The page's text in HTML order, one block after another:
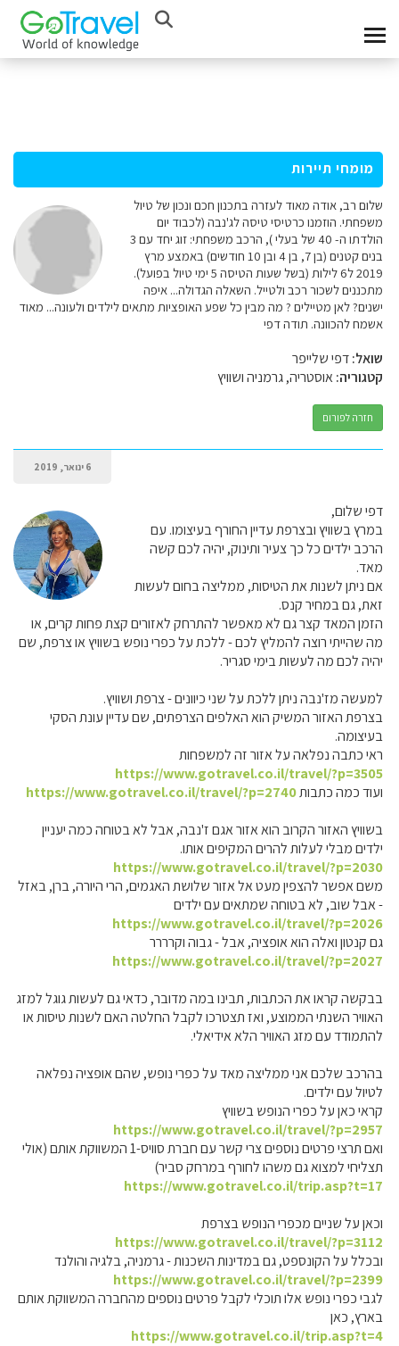
מומחי תיירות
שלום רב, אודה מאוד לעזרה בתכנון חכם ונכון של טיול
משפחתי. הוזמנו כרטיסי טיסה לג'נבה (לכבוד יום
הולדתו ה- 40 של בעלי ), הרכב משפחתי: זוג יחד עם 3
בנים קטנים (בן 7, בן 4 ובן 10 חודשים) באמצע מרץ
2019 ל6 לילות (בשל שעות הטיסה 5 ימי טיול בפועל).
מתכננים לשכור רכב ולטייל. השאלה הגדולה... איפה
ישנים? לאן מטיילים ? מה מבין כל שפע האופציות מתאים לילדים ולעונה... מאוד
אשמח להכוונה. תודה דפי
שואל:דפי שלייפר
קטגוריה:אוסטריה, גרמניה ושוויץ
חזרה לפורום
6 ינואר, 2019
דפי שלום,
במרץ בשוויץ ובצרפת עדיין החורף בעיצומו. עם
הרכב ילדים כל כך צעיר ותינוק, יהיה לכם קשה
מאד.
אם ניתן לשנות את הטיסות, ממליצה בחום לעשות
זאת, גם במחיר קנס.
הזמן המאד קצר גם לא מאפשר להתרחק לאזורים קצת פחות קרים, או
מה שהייתי רוצה להמליץ לכם - ללכת על כפרי נופש בשוויץ או צרפת, שם
יהיה לכם מה לעשות בימי סגריר.
למעשה מז'נבה ניתן ללכת על שני כיוונים - צרפת ושוויץ.
בצרפת האזור המשיק הוא האלפים הצרפתים, שם עדיין עונת הסקי
בעיצומה.
ראי כתבה נפלאה על אזור זה למשפחות
https://www.gotravel.co.il/travel/?p=3505
ועוד כמה כתבותhttps://www.gotravel.co.il/travel/?p=2740
בשוויץ האזור הקרוב הוא אזור אגם ז'נבה, אבל לא בטוחה כמה יעניין
ילדים מבלי לעלות להרים המקיפים אותו.
https://www.gotravel.co.il/travel/?p=2030
משם אפשר להצפין מעט אל אזור שלושת האגמים, הרי היורה, ברן, באזל
- אבל שוב, לא בטוחה שמתאים עם ילדים
https://www.gotravel.co.il/travel/?p=2026
גם קנטון ואלה הוא אופציה, אבל - גבוה וקרררר
https://www.gotravel.co.il/travel/?p=2027
בבקשה קראו את הכתבות, תבינו במה מדובר, כדאי גם לעשות גוגל למזג
האוויר השנתי הממוצע, ואז תצטרכו לקבל החלטה האם לשנות טיסות או
להתמודד עם מזג האוויר הלא אידיאלי.
בהרכב שלכם אני ממליצה מאד על כפרי נופש, שהם אופציה נפלאה
לטיול עם ילדים.
קראי כאן על כפרי הנופש בשוויץ
https://www.gotravel.co.il/travel/?p=2957
ואם תרצי פרטים נוספים צרי קשר עם חברת סוויס-1 המשווקת אותם (אולי
תצליחי למצוא גם משהו לחורף במרחק סביר)
https://www.gotravel.co.il/trip.asp?t=17
וכאן על שניים מכפרי הנופש בצרפת
https://www.gotravel.co.il/travel/?p=3112
ובכלל על הקונספט, גם במדינות השכנות - גרמניה, בלגיה והולנד
https://www.gotravel.co.il/travel/?p=2399
לגבי כפרי נופש אלו תוכלי לקבל פרטים נוספים מהחברה המשווקת אותם
בארץ, כאן
https://www.gotravel.co.il/trip.asp?t=4